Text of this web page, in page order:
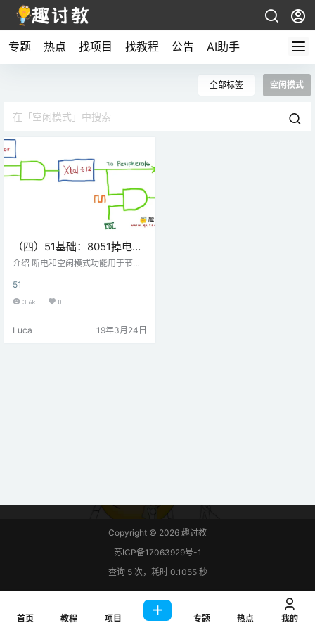
专题 热点 找项目 找教程 公告 AI助手
全部标签 空闲模式
（四）51基础：8051掉电和
空闲模式
介绍 断电和空闲模式功能用于节省
电功能，在功耗主要限制的嵌入式
应用中非常有用。 8051功率控制逻
和空闲模式之间的区别 如上图8051
51
3.6k 0
Luca 19年3月24日
Copyright © 2026 趣讨教
苏ICP备17063929号-1
查询 5 次，耗时 0.1055 秒
首页 教程 项目 专题 热点 我的